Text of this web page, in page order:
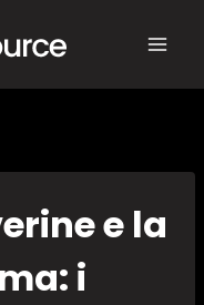
e la
i